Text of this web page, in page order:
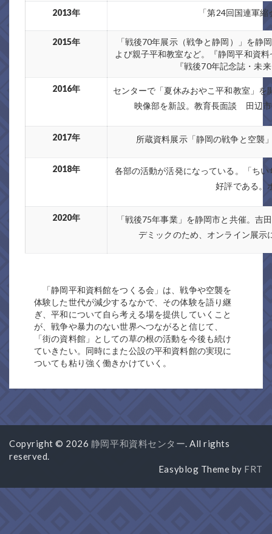
2013年 「第24回国連軍
2015年
「戦後70年展示（戦争と静岡）」を静
よび親子平和教室など。『静岡平和資
『戦後70年記念誌・未
2016年
センターで「夏休みおやこ平和教室」
映像部を新設。教育長面談 田辺
2017年 所蔵資料展示「静岡の戦争と空襲
2018年
各部の活動が活発になっている。「ち
好評である。
2020年
「戦後75年事業」を静岡市と共催。吉
デミックのため、オンライン展示
「静岡平和資料館をつくる会」は、戦争や空襲を
体験した世代が減少するなかで、その体験を語り継
ぎ、平和について自ら考える場を提供していくこと
が、戦争や暴力のない世界へつながると信じて、
「街の資料館」としての草の根の活動を今後も続け
ていきたい。同時にまた公設の平和資料館の実現に
ついても粘り強く働きかけていく。
Copyright © 2026 静岡平和資料センター. All rights
reserved.
Easyblog Theme by FRT